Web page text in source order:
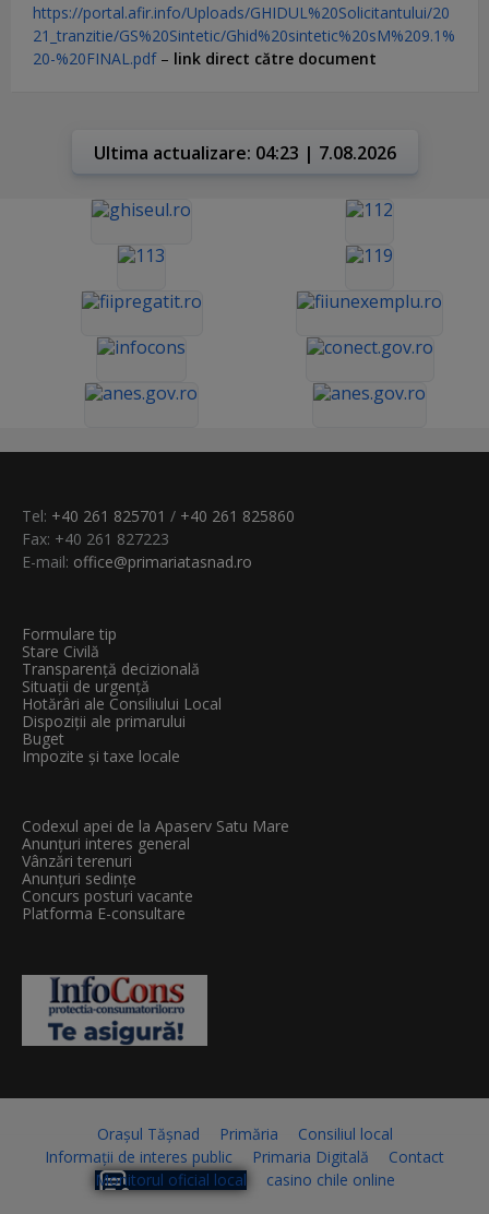
https://portal.afir.info/Uploads/GHIDUL%20Solicitantului/20
21_tranzitie/GS%20Sintetic/Ghid%20sintetic%20sM%209.1%
20-%20FINAL.pdf– link direct către document
Ultima actualizare: 04:23 | 7.08.2026
Tel: +40 261 825701 / +40 261 825860
Fax: +40 261 827223
E-mail: office@primariatasnad.ro
Formulare tip
Stare Civilă
Transparenţă decizională
Situații de urgență
Hotărâri ale Consiliului Local
Dispoziții ale primarului
Buget
Impozite și taxe locale
Codexul apei de la Apaserv Satu Mare
Anunțuri interes general
Vânzări terenuri
Anunțuri sedințe
Concurs posturi vacante
Platforma E-consultare
Orașul Tășnad Primăria
Consiliul local
Informații de interes public
Primaria Digitală
Contact
Monitorul oficial local
casino chile online